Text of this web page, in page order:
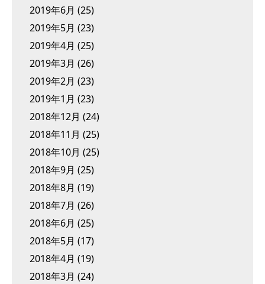
2019年6月 (25)
2019年5月 (23)
2019年4月 (25)
2019年3月 (26)
2019年2月 (23)
2019年1月 (23)
2018年12月 (24)
2018年11月 (25)
2018年10月 (25)
2018年9月 (25)
2018年8月 (19)
2018年7月 (26)
2018年6月 (25)
2018年5月 (17)
2018年4月 (19)
2018年3月 (24)